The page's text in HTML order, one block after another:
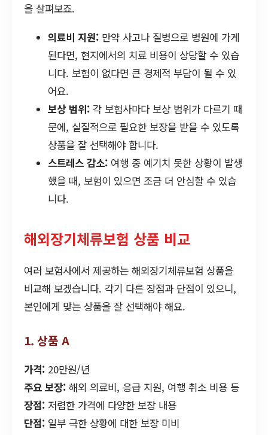
을 살펴보죠.
의료비 지원: 만약 사고나 질병으로 병원에 가게
된다면, 현지에서의 치료 비용이 상당할 수 있습
니다. 보험이 없다면 큰 경제적 부담이 될 수 있
어요.
보상 범위: 각 보험사마다 보상 범위가 다르기 때
문에, 실질적으로 필요한 보장을 받을 수 있도록
상품을 잘 선택해야 합니다.
스트레스 감소: 여행 중 예기치 못한 상황이 발생
했을 때, 보험이 있으면 조금 더 안심할 수 있습
니다.
해외장기체류보험 상품 비교
여러 보험사에서 제공하는 해외장기체류보험 상품을
비교해 보겠습니다. 각기 다른 장점과 단점이 있으니,
본인에게 맞는 상품을 잘 선택해야 해요.
1. 상품 A
가격: 20만원/년
주요 보장: 해외 의료비, 응급 지원, 여행 취소 비용 등
장점: 저렴한 가격에 다양한 보장 내용
단점: 일부 극한 상황에 대한 보장 미비